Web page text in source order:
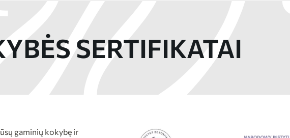
SERTIFIKATAI
gaminių kokybę ir